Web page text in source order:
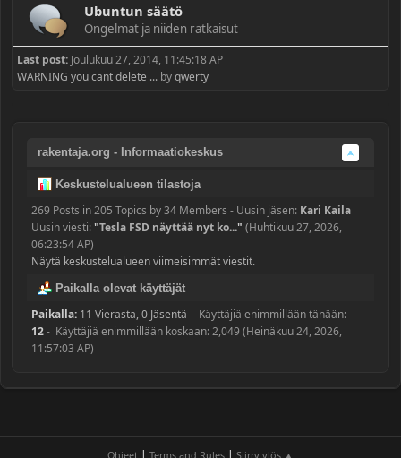
Ubuntun säätö
Ongelmat ja niiden ratkaisut
Last post: Joulukuu 27, 2014, 11:45:18 AP
WARNING you cant delete ... byqwerty
rakentaja.org - Informaatiokeskus
Keskustelualueen tilastoja
269 Posts in 205 Topics by 34 Members - Uusin jäsen: Kari Kaila
Uusin viesti:"Tesla FSD näyttää nyt ko..." (Huhtikuu 27, 2026,
06:23:54 AP)
Näytä keskustelualueen viimeisimmät viestit.
Paikalla olevat käyttäjät
Paikalla: 11 Vierasta, 0 Jäsentä - Käyttäjiä enimmillään tänään:
12- Käyttäjiä enimmillään koskaan: 2,049 (Heinäkuu 24, 2026,
11:57:03 AP)
Ohjeet Terms and Rules Siirry ylös ▲